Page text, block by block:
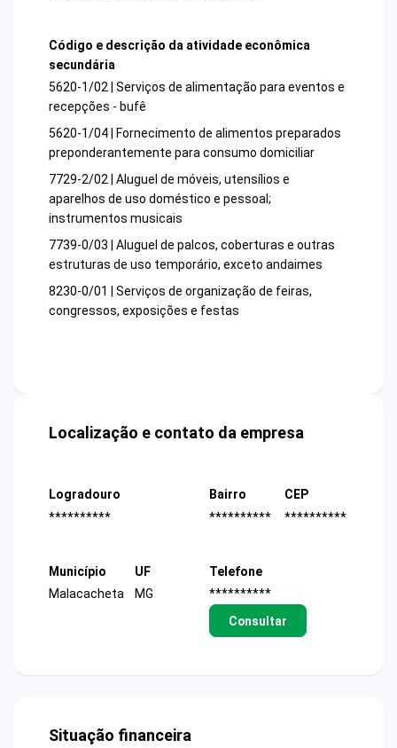
Código e descrição da atividade econômica
secundária
5620-1/02 | Serviços de alimentação para eventos e
recepções - bufê
5620-1/04 | Fornecimento de alimentos preparados
preponderantemente para consumo domiciliar
7729-2/02 | Aluguel de móveis, utensílios e
aparelhos de uso doméstico e pessoal;
instrumentos musicais
7739-0/03 | Aluguel de palcos, coberturas e outras
estruturas de uso temporário, exceto andaimes
8230-0/01 | Serviços de organização de feiras,
congressos, exposições e festas
Localização e contato da empresa
Logradouro
**********
Bairro
**********
CEP
**********
Município
Malacacheta
UF
MG
Telefone
**********
Consultar
Situação financeira